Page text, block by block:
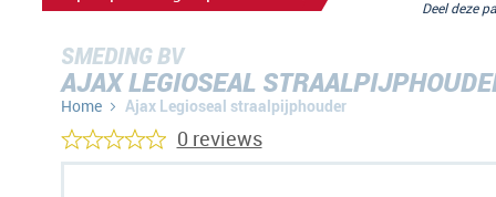
SMEDING BV
AJAX LEGIOSEAL
Home Ajax Legioseal straalpijphouder
Deel deze
0 reviews
Ga